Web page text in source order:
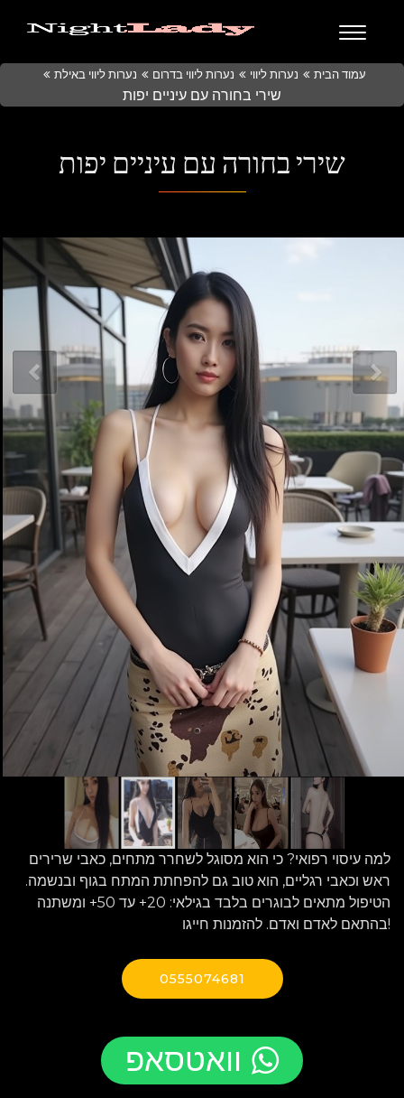
עמוד הבית נערות ליווי נערות ליווי בדרום נערות ליווי באילת
שירי בחורה עם עיניים יפות
שירי בחורה עם עיניים יפות
למה עיסוי רפואי? כי הוא מסוגל לשחרר מתחים, כאבי שרירים
ראש וכאבי רגליים, הוא טוב גם להפחתת המתח בגוף ובנשמה.
הטיפול מתאים לבוגרים בלבד בגילאי: 20+ עד 50+ ומשתנה
בהתאם לאדם ואדם. להזמנות חייגו!
0555074681
וואטסאפ